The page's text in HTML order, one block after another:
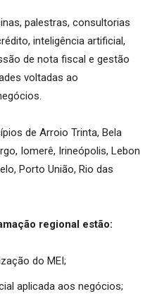
palestras, consultorias
inteligência artificial,
de nota fiscal e gestão
voltadas ao
de Arroio Trinta, Bela
Iomerê, Irineópolis, Lebon
Porto União, Rio das
regional estão:
do MEI;
aplicada aos negócios;